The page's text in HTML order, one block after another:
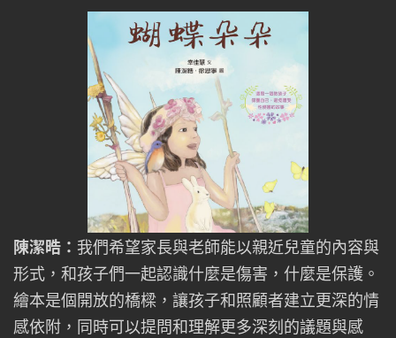
陳潔晧： 我們希望家長與老師能以親近兒童的內容與
形式，和孩子們一起認識什麼是傷害，什麼是保護。
繪本是個開放的橋樑，讓孩子和照顧者建立更深的情
感依附，同時可以提問和理解更多深刻的議題與感